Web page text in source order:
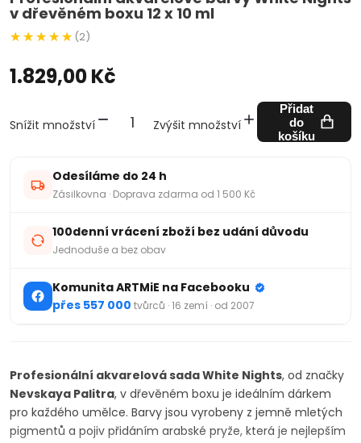
v dřevěném boxu 12 x 10 ml
(2)
1.829,00 Kč
Snížit množství Zvýšit množství
Přidat
do
košíku
Odesíláme do 24 h
Zásilkovna · Doprava zdarma od 1 500 Kč
100denní vrácení zboží bez udání důvodu
Jednoduše a bez obav
Komunita ARTMiE na Facebooku
přes 557 000 tvůrců · 16 zemí · od 2007
Profesionální akvarelová sada White Nights, od značky
Nevskaya Palitra, v dřevěném boxu je ideálním dárkem
pro každého umělce. Barvy jsou vyrobeny z jemně mletých
pigmentů a pojiv přidáním arabské pryže, která je nejlepším